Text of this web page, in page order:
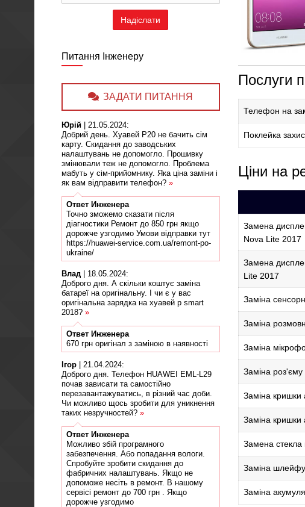
Послуги
Телефон на
Поклейка
Ціни на
Замена
Nova Lite 2017
Замена
Lite 2017
Заміна
Заміна
Заміна
Заміна
Заміна кришки
Заміна кришки
Замена
Заміна
Заміна
Питання Інженеру
Юрій 21.05.2024:
Добрий день. Хуавей Р20 не бачить сім
карту. Скидання до заводських
налаштувань не допомогло. Прошивку
змінювали теж не допомогло. Проблема
мабуть у сім-прийомнику. Яка ціна заміни і
як вам відправити телефон? »
Ответ Инженера
Точно зможемо сказати після
діагностики Ремонт до 850 грн якщо
дорожче узгодимо Умови відправки тут
https://huawei-service.com.ua/remont-po-
ukraine/
Влад 18.05.2024:
Доброго дня. А скільки коштує заміна
батареї на оригінальну. І чи є у вас
оригінальна зарядка на хуавей p smart
2018? »
Ответ Инженера
670 грн оригінал з заміною в наявності
Ігор 21.04.2024:
Доброго дня. Телефон HUAWEI EML-L29
почав зависати та самостійно
перезавантажуватись, в різний час доби.
Чи можливо щось зробити для уникнення
таких незручностей? »
Ответ Инженера
Можливо збій програмного
забезпечення. Або попадання вологи.
Спробуйте зробити скидання до
фабричних налаштувань. Якщо не
допоможе несіть в ремонт. В нашому
сервісі ремонт до 700 грн . Якщо
дорожче узгодимо
ЗАДАТИ ПИТАННЯ